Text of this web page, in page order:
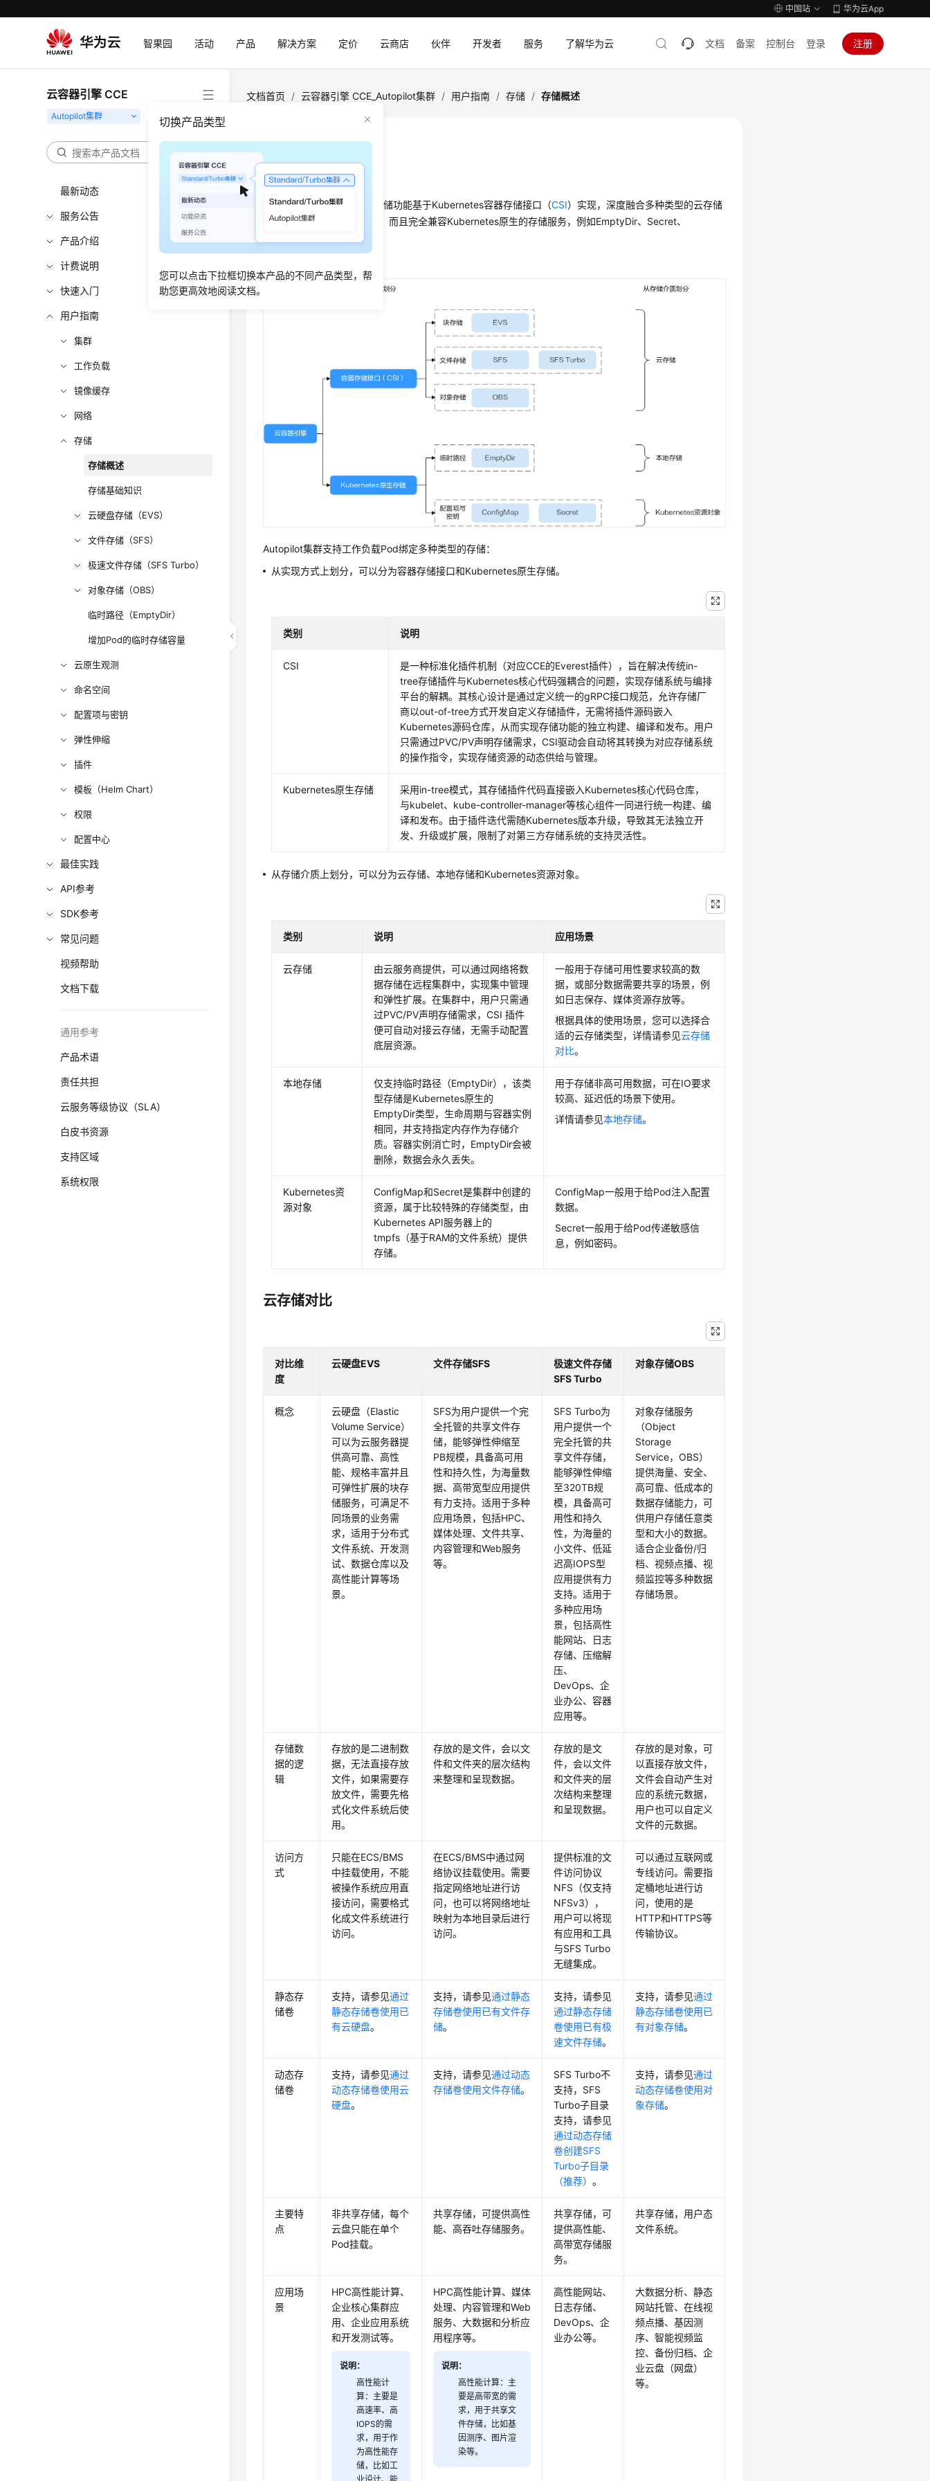
中国站 华为云App
智果园 活动 产品 解决方案 定价 云商店 伙伴 开发者 服务 了解华为云 文档 备案 控制台 登录 注册
云容器引擎 CCE
切换产品类型
您可以点击下拉框切换本产品的不同产品类型，帮
助您更高效地阅读文档。
最新动态
服务公告
产品介绍
计费说明
快速入门
用户指南
集群
工作负载
镜像缓存
网络
存储
存储概述
存储基础知识
云硬盘存储（EVS）
文件存储（SFS）
极速文件存储（SFS Turbo）
对象存储（OBS）
临时路径（EmptyDir）
增加Pod的临时存储容量
云原生观测
命名空间
配置项与密钥
弹性伸缩
插件
模板（Helm Chart）
权限
配置中心
最佳实践
API参考
SDK参考
常见问题
视频帮助
文档下载
通用参考
产品术语
责任共担
云服务等级协议（SLA）
白皮书资源
支持区域
系统权限
文档首页 / 云容器引擎 CCE_Autopilot集群 / 用户指南 / 存储 / 存储概述
存储概览
CCE Autopilot集群的容器存储功能基于Kubernetes容器存储接口（CSI）实现，深度融合多种类型的云存储
并全面覆盖不同的应用场景，而且完全兼容Kubernetes原生的存储服务，例如EmptyDir、Secret、
ConfigMap等存储类型。
Autopilot集群支持工作负载Pod绑定多种类型的存储：
从实现方式上划分，可以分为容器存储接口和Kubernetes原生存储。
类别 说明
CSI
是一种标准化插件机制（对应CCE的Everest插件），旨在解决传统in-
tree存储插件与Kubernetes核心代码强耦合的问题，实现存储系统与编排
平台的解耦。其核心设计是通过定义统一的gRPC接口规范，允许存储厂
商以out-of-tree方式开发自定义存储插件，无需将插件源码嵌入
Kubernetes源码仓库，从而实现存储功能的独立构建、编译和发布。用户
只需通过PVC/PV声明存储需求，CSI驱动会自动将其转换为对应存储系统
的操作指令，实现存储资源的动态供给与管理。
Kubernetes原生存储
采用in-tree模式，其存储插件代码直接嵌入Kubernetes核心代码仓库，
与kubelet、kube-controller-manager等核心组件一同进行统一构建、编
译和发布。由于插件迭代需随Kubernetes版本升级，导致其无法独立开
发、升级或扩展，限制了对第三方存储系统的支持灵活性。
从存储介质上划分，可以分为云存储、本地存储和Kubernetes资源对象。
类别 说明 应用场景
云存储
由云服务商提供，可以通过网络将数
据存储在远程集群中，实现集中管理
和弹性扩展。在集群中，用户只需通
过PVC/PV声明存储需求，CSI 插件
便可自动对接云存储，无需手动配置
底层资源。
一般用于存储可用性要求较高的数
据，或部分数据需要共享的场景，例
如日志保存、媒体资源存放等。
根据具体的使用场景，您可以选择合
适的云存储类型，详情请参见云存储
对比。
本地存储
仅支持临时路径（EmptyDir），该类
型存储是Kubernetes原生的
EmptyDir类型，生命周期与容器实例
相同，并支持指定内存作为存储介
质。容器实例消亡时，EmptyDir会被
删除，数据会永久丢失。
用于存储非高可用数据，可在IO要求
较高、延迟低的场景下使用。
详情请参见本地存储。
Kubernetes资
源对象
ConfigMap和Secret是集群中创建的
资源，属于比较特殊的存储类型，由
Kubernetes API服务器上的
tmpfs（基于RAM的文件系统）提供
存储。
ConfigMap一般用于给Pod注入配置
数据。
Secret一般用于给Pod传递敏感信
息，例如密码。
云存储对比
对比维
度
云硬盘EVS 文件存储SFS
极速文件存储
SFS Turbo
对象存储OBS
概念
云硬盘（Elastic
Volume Service）
可以为云服务器提
供高可靠、高性
能、规格丰富并且
可弹性扩展的块存
储服务，可满足不
同场景的业务需
求，适用于分布式
文件系统、开发测
试、数据仓库以及
高性能计算等场
景。
SFS为用户提供一个完
全托管的共享文件存
储，能够弹性伸缩至
PB规模，具备高可用
性和持久性，为海量数
据、高带宽型应用提供
有力支持。适用于多种
应用场景，包括HPC、
媒体处理、文件共享、
内容管理和Web服务
等。
SFS Turbo为
用户提供一个
完全托管的共
享文件存储，
能够弹性伸缩
至320TB规
模，具备高可
用性和持久
性，为海量的
小文件、低延
迟高IOPS型
应用提供有力
支持。适用于
多种应用场
景，包括高性
能网站、日志
存储、压缩解
压、
DevOps、企
业办公、容器
应用等。
对象存储服务
（Object
Storage
Service，OBS）
提供海量、安全、
高可靠、低成本的
数据存储能力，可
供用户存储任意类
型和大小的数据。
适合企业备份/归
档、视频点播、视
频监控等多种数据
存储场景。
存储数
据的逻
辑
存放的是二进制数
据，无法直接存放
文件，如果需要存
放文件，需要先格
式化文件系统后使
用。
存放的是文件，会以文
件和文件夹的层次结构
来整理和呈现数据。
存放的是文
件，会以文件
和文件夹的层
次结构来整理
和呈现数据。
存放的是对象，可
以直接存放文件，
文件会自动产生对
应的系统元数据，
用户也可以自定义
文件的元数据。
访问方
式
只能在ECS/BMS
中挂载使用，不能
被操作系统应用直
接访问，需要格式
化成文件系统进行
访问。
在ECS/BMS中通过网
络协议挂载使用。需要
指定网络地址进行访
问，也可以将网络地址
映射为本地目录后进行
访问。
提供标准的文
件访问协议
NFS（仅支持
NFSv3），
用户可以将现
有应用和工具
与SFS Turbo
无缝集成。
可以通过互联网或
专线访问。需要指
定桶地址进行访
问，使用的是
HTTP和HTTPS等
传输协议。
静态存
储卷
支持，请参见通过
静态存储卷使用已
有云硬盘。
支持，请参见通过静态
存储卷使用已有文件存
储。
支持，请参见
通过静态存储
卷使用已有极
速文件存储。
支持，请参见通过
静态存储卷使用已
有对象存储。
动态存
储卷
支持，请参见通过
动态存储卷使用云
硬盘。
支持，请参见通过动态
存储卷使用文件存储。
SFS Turbo不
支持，SFS
Turbo子目录
支持，请参见
通过动态存储
卷创建SFS
Turbo子目录
（推荐）。
支持，请参见通过
动态存储卷使用对
象存储。
主要特
点
非共享存储，每个
云盘只能在单个
Pod挂载。
共享存储，可提供高性
能、高吞吐存储服务。
共享存储，可
提供高性能、
高带宽存储服
务。
共享存储，用户态
文件系统。
应用场
景
HPC高性能计算、
企业核心集群应
用、企业应用系统
和开发测试等。
说明：
高性能计
算：主要是
高速率、高
IOPS的需
求，用于作
为高性能存
储，比如工
HPC高性能计算、媒体
处理、内容管理和Web
服务、大数据和分析应
用程序等。
说明：
高性能计算：主
要是高带宽的需
求，用于共享文
件存储，比如基
因测序、图片渲
染等。
高性能网站、
日志存储、
DevOps、企
业办公等。
大数据分析、静态
网站托管、在线视
频点播、基因测
序、智能视频监
控、备份归档、企
业云盘（网盘）
等。